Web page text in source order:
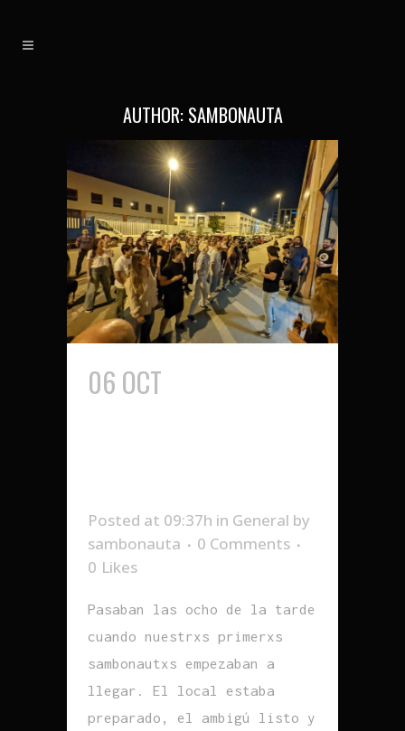
AUTHOR: SAMBONAUTA
06 OCT
Posted at 09:37h in General by
sambonauta
0 Comments
0 Likes
Pasaban las ocho de la tarde
cuando nuestrxs primerxs
sambonautxs empezaban a
llegar. El local estaba
preparado, el ambigú listo y